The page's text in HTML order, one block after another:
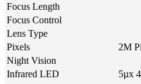
Focus Length
Focus Control
Lens Type
Pixels
2M
Night Vision
Infrared LED
5µx